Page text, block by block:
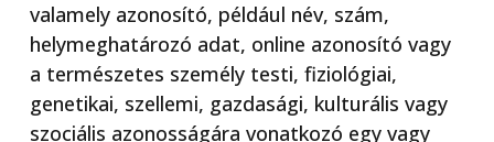
valamely azonosító, például név, szám,
helymeghatározó adat, online azonosító vagy
a természetes személy testi, fiziológiai,
genetikai, szellemi, gazdasági, kulturális vagy
szociális azonosságára vonatkozó egy vagy